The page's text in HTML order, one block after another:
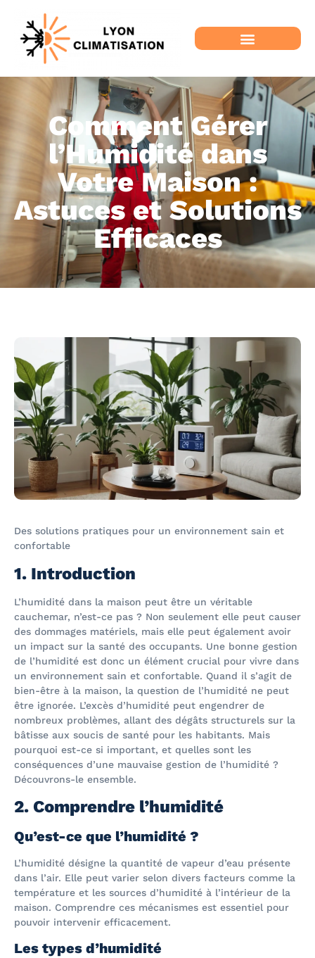
Comment Gérer
l’Humidité dans
Votre Maison :
Astuces et Solutions
Efficaces
Des solutions pratiques pour un environnement sain et
confortable
1. Introduction
L’humidité dans la maison peut être un véritable
cauchemar, n’est-ce pas ? Non seulement elle peut causer
des dommages matériels, mais elle peut également avoir
un impact sur la santé des occupants. Une bonne gestion
de l’humidité est donc un élément crucial pour vivre dans
un environnement sain et confortable. Quand il s’agit de
bien-être à la maison, la question de l’humidité ne peut
être ignorée. L’excès d’humidité peut engendrer de
nombreux problèmes, allant des dégâts structurels sur la
bâtisse aux soucis de santé pour les habitants. Mais
pourquoi est-ce si important, et quelles sont les
conséquences d’une mauvaise gestion de l’humidité ?
Découvrons-le ensemble.
2. Comprendre l’humidité
Qu’est-ce que l’humidité ?
L’humidité désigne la quantité de vapeur d’eau présente
dans l’air. Elle peut varier selon divers facteurs comme la
température et les sources d’humidité à l’intérieur de la
maison. Comprendre ces mécanismes est essentiel pour
pouvoir intervenir efficacement.
Les types d’humidité